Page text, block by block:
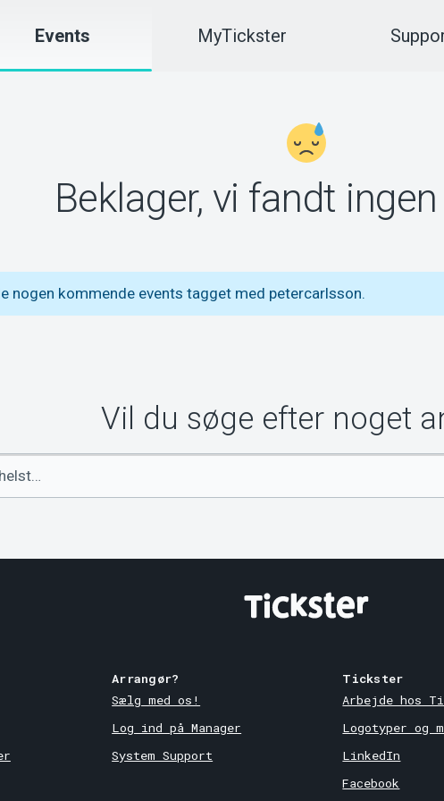
Events MyTickster
Beklager, vi fandt
nogen kommende events tagget med petercarlsson.
Vil du søge efter noget
Arrangør?
Sælg med os!
Log ind på Manager
System Support
Tickster
Arbejde hos
Logotyper og
LinkedIn
Facebook